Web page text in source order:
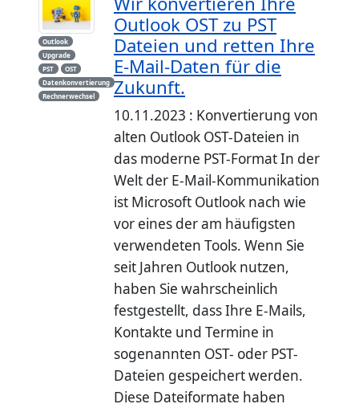
Outlook
Upgrade
PST
OST
Datenkonvertierung
Rechnerwechsel
Outlook OST zu PST
Dateien und retten Ihre
E-Mail-Daten für die
Zukunft.
10.11.2023 : Konvertierung von
alten Outlook OST-Dateien in
das moderne PST-Format In der
Welt der E-Mail-Kommunikation
ist Microsoft Outlook nach wie
vor eines der am häufigsten
verwendeten Tools. Wenn Sie
seit Jahren Outlook nutzen,
haben Sie wahrscheinlich
festgestellt, dass Ihre E-Mails,
Kontakte und Termine in
sogenannten OST- oder PST-
Dateien gespeichert werden.
Diese Dateiformate haben